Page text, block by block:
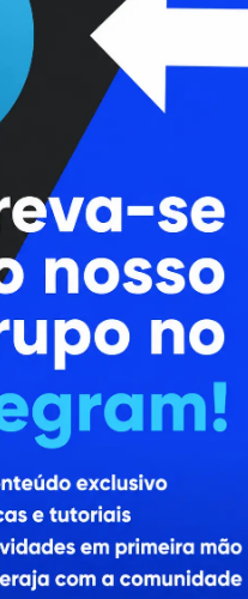
Colunas
Colaboradores
Cursos
Enviar Dica
Contato